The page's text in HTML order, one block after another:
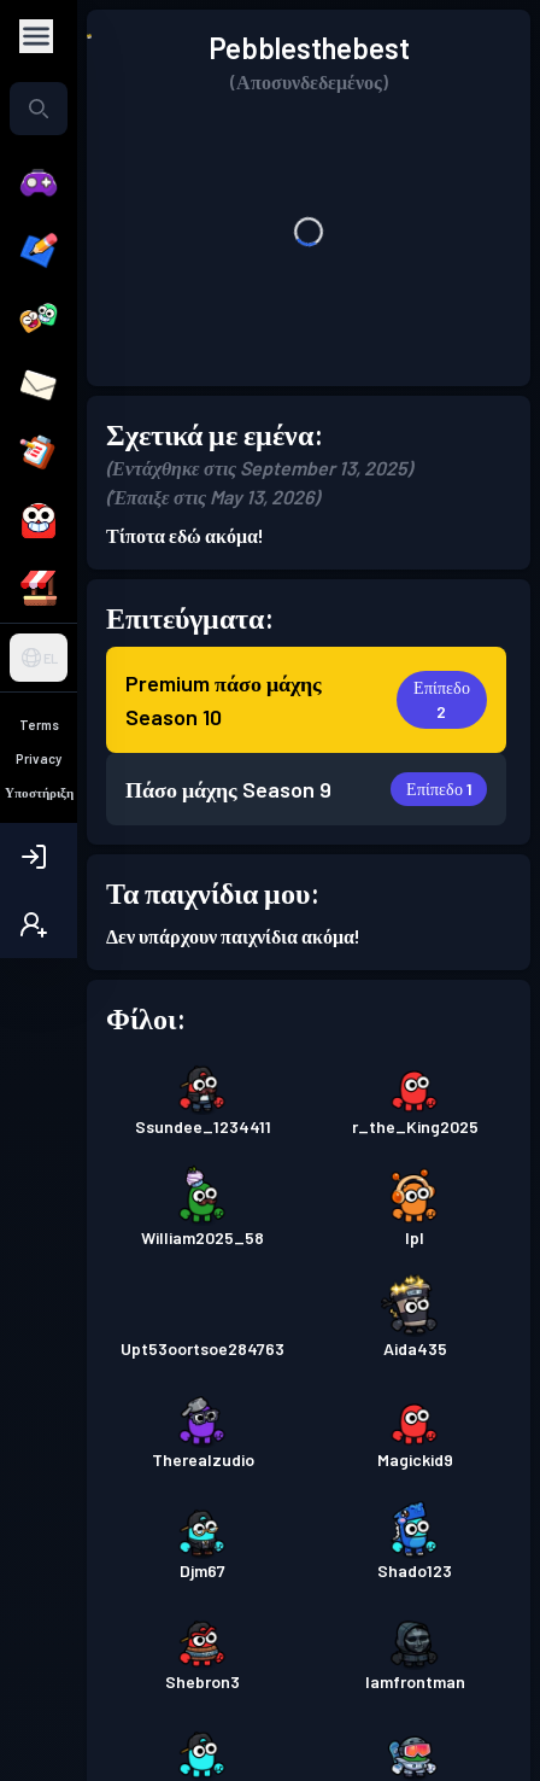
EL
Terms
Privacy
Υποστήριξη
Pebblesthebest
(Αποσυνδεδεμένος)
Σχετικά με εμένα:
(Εντάχθηκε στις September 13, 2025)
(Έπαιξε στις May 13, 2026)
Τίποτα εδώ ακόμα!
Επιτεύγματα:
Premium πάσο μάχης
Season 10
Επίπεδο
2
Πάσο μάχης Season 9 Επίπεδο 1
Τα παιχνίδια μου:
Δεν υπάρχουν παιχνίδια ακόμα!
Φίλοι:
Ssundee_1234411 r_the_King2025
William2025_58 Ipl
Upt53oortsoe284763 Aida435
Therealzudio Magickid9
Djm67 Shado123
Shebron3 Iamfrontman